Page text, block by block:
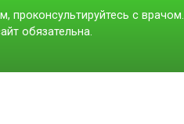
проконсультируйтесь с врачом.
обязательна.